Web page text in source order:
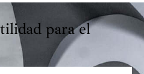
para el